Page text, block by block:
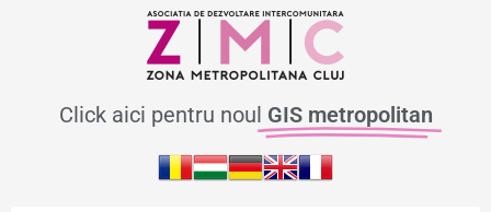
Click aici pentru noul GIS metropolitan